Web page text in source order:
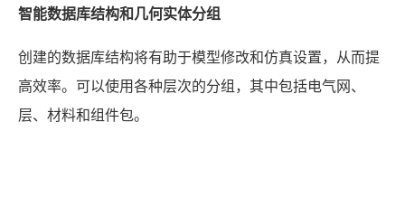
智能数据库结构和几何实体分组
创建的数据库结构将有助于模型修改和仿真设置，从而提
高效率。可以使用各种层次的分组，其中包括电气网、
层、材料和组件包。